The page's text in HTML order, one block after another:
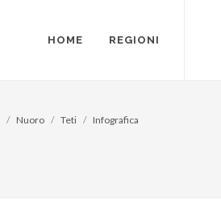
HOME REGIONI
Nuoro Teti Infografica